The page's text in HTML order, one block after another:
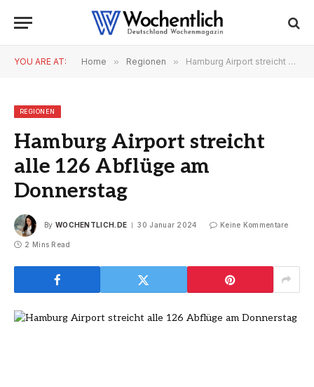
YOU ARE AT: Home » Regionen » Hamburg Airport streicht alle 126 Abflüge am Donnerstag
REGIONEN
Hamburg Airport streicht
alle 126 Abflüge am
Donnerstag
By WOCHENTLICH.DE 30 Januar 2024 Keine Kommentare
2 Mins Read